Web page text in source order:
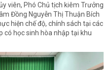
viên, Phó Chủ tịch kiêm Trưởng
Đồng Nguyễn Thị Thuận Bích
hiện chế độ, chính sách tại các
có học sinh hòa nhập tại khu